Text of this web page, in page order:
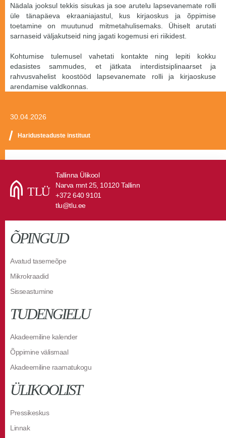
30.04.2026
Haridusteaduste instituut
Nädala jooksul tekkis sisukas ja soe arutelu lapsevanemate rolli
üle tänapäeva ekraaniajastul, kus kirjaoskus ja õppimise
toetamine on muutunud mitmetahulisemaks. Ühiselt arutati
sarnaseid väljakutseid ning jagati kogemusi eri riikidest.
Kohtumise tulemusel vahetati kontakte ning lepiti kokku
edasistes sammudes, et jätkata interdistsiplinaarset ja
rahvusvahelist koostööd lapsevanemate rolli ja kirjaoskuse
arendamise valdkonnas.
Tallinna Ülikool
Narva mnt 25, 10120 Tallinn
+372 640 9101
tlu@tlu.ee
ÕPINGUD
Avatud tasemeõpe
Mikrokraadid
Sisseastumine
TUDENGIELU
Akadeemiline kalender
Õppimine välismaal
Akadeemiline raamatukogu
ÜLIKOOLIST
Pressikeskus
Linnak